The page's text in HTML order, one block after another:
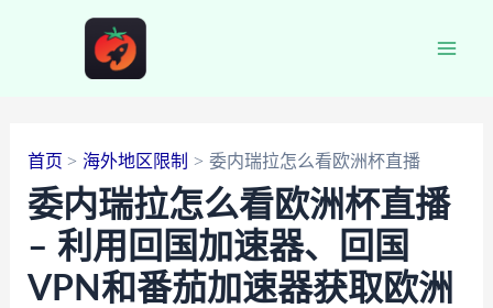
首页 海外地区限制 委内瑞拉怎么看欧洲杯直播
委内瑞拉怎么看欧洲杯直播
– 利用回国加速器、回国
VPN和番茄加速器获取欧洲